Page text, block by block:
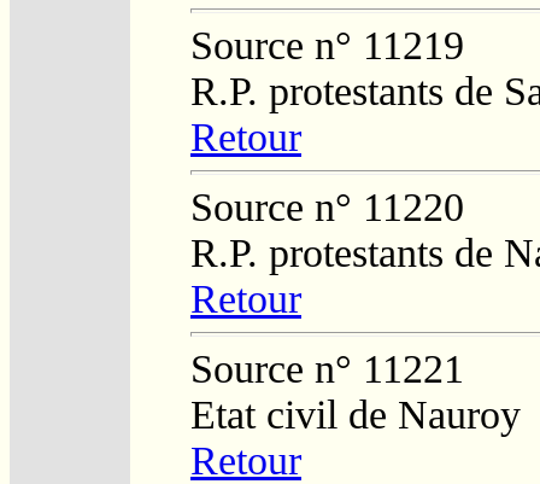
Source n° 11219
R.P. protestants de
Retour
Source n° 11220
R.P. protestants de
Retour
Source n° 11221
Etat civil de Nauroy
Retour